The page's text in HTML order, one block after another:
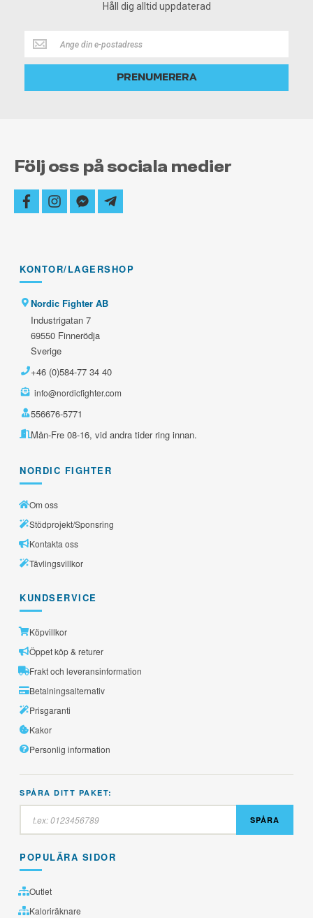
Håll dig alltid uppdaterad
Håll
dig
alltid
PRENUMERERA
Följ oss på sociala medier
facebookinstagram
facebook-
messenger
telegram-
plane
KONTOR/LAGERSHOP
Nordic Fighter AB
Industrigatan 7
69550 Finnerödja
Sverige
+46 (0)584-77 34 40
info@nordicfighter.com
556676-5771
Mån-Fre 08-16, vid andra tider ring innan.
NORDIC FIGHTER
Om oss
Stödprojekt/Sponsring
Kontakta oss
Tävlingsvillkor
KUNDSERVICE
Köpvillkor
Öppet köp & returer
Frakt och leveransinformation
Betalningsalternativ
Prisgaranti
Kakor
Personlig information
SPÅRA DITT PAKET:
SPÅRA
POPULÄRA SIDOR
Outlet
Kaloriräknare